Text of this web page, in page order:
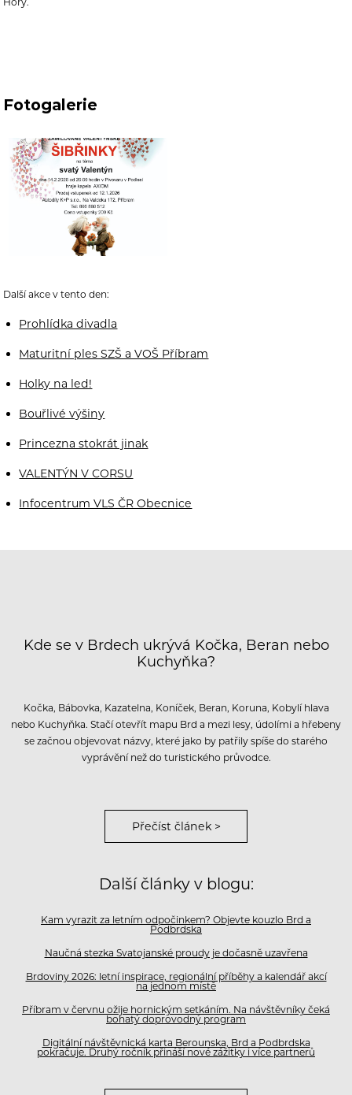
Fotogalerie
Další akce v tento den:
Prohlídka divadla
Maturitní ples SZŠ a VOŠ Příbram
Holky na led!
Bouřlivé výšiny
Princezna stokrát jinak
VALENTÝN V CORSU
Infocentrum VLS ČR Obecnice
Kde se v Brdech ukrývá Kočka, Beran nebo
Kuchyňka?
Kočka, Bábovka, Kazatelna, Koníček, Beran, Koruna, Kobylí hlava
nebo Kuchyňka. Stačí otevřít mapu Brd a mezi lesy, údolími a hřebeny
se začnou objevovat názvy, které jako by patřily spíše do starého
vyprávění než do turistického průvodce.
Přečíst článek >
Další články v blogu:
Kam vyrazit za letním odpočinkem? Objevte kouzlo Brd a
Podbrdska
Naučná stezka Svatojanské proudy je dočasně uzavřena
Brdoviny 2026: letní inspirace, regionální příběhy a kalendář akcí
na jednom místě
Příbram v červnu ožije hornickým setkáním. Na návštěvníky čeká
bohatý doprovodný program
Digitální návštěvnická karta Berounska, Brd a Podbrdska
pokračuje. Druhý ročník přináší nové zážitky i více partnerů